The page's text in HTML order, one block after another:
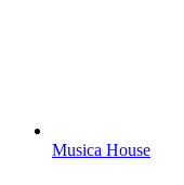
Musica House